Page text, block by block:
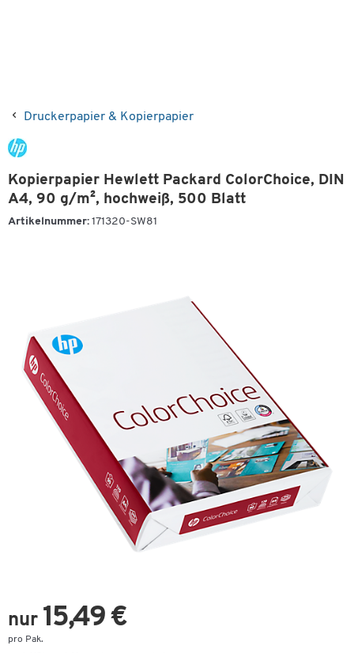
Druckerpapier & Kopierpapier
Kopierpapier Hewlett Packard ColorChoice, DIN
A4, 90 g/m², hochweiß, 500 Blatt
Artikelnummer: 171320-SW81
nur 15,49 €
pro Pak.